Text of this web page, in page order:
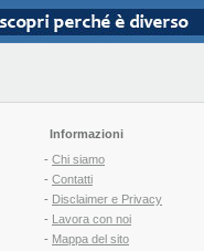
Informazioni
- Chi siamo
- Contatti
- Disclaimer e Privacy
- Lavora con noi
- Mappa del sito